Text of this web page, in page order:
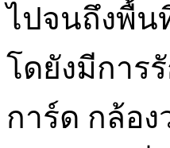
ไปจนถึงพื้น
โดยังมีการ
การ์ด กล้อ